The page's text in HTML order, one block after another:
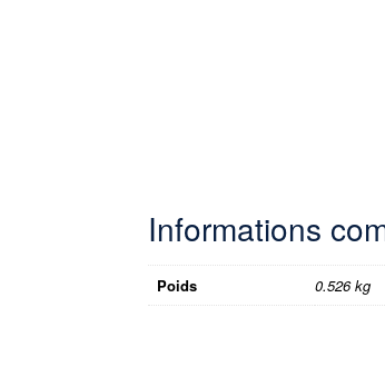
Informations
Poids 0.526 kg